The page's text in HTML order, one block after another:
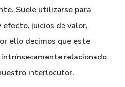
Suele utilizarse para
efecto, juicios de valor,
ello decimos que este
relacionado
interlocutor.